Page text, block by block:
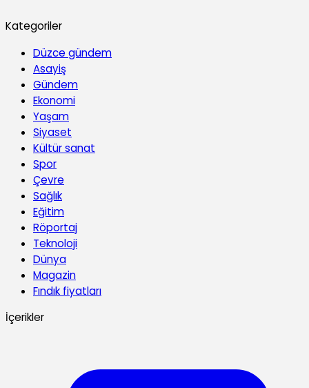
Kategoriler
Düzce gündem
Asayiş
Gündem
Ekonomi
Yaşam
Siyaset
Kültür sanat
Spor
Çevre
Sağlık
Eğitim
Röportaj
Teknoloji
Dünya
Magazin
Fındık fiyatları
İçerikler